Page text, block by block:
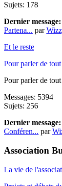
Sujets: 178
Dernier message:
Partena... par
Et le reste
Pour parler de
Pour parler de
Messages: 5394
Sujets: 256
Dernier message:
Conféren... par
Association
La vie de